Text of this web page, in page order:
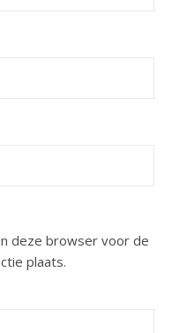
deze browser voor de
plaats.